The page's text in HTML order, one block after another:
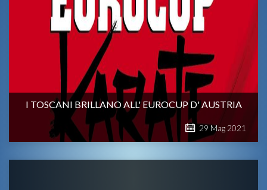
I TOSCANI BRILLANO ALL' EUROCUP D' AUSTRIA
29Mag 2021